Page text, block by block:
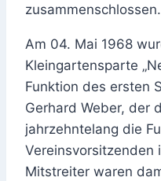
zusammenschlossen.
Am 04. Mai 1968
Kleingartensparte
Funktion des ersten
Gerhard Weber, der
jahrzehntelang die
Vereinsvorsitzenden
Mitstreiter waren